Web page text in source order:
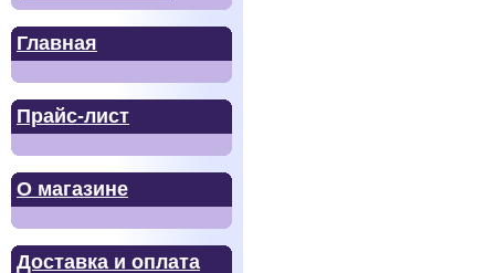
Главная
Прайс-лист
О магазине
Доставка и оплата